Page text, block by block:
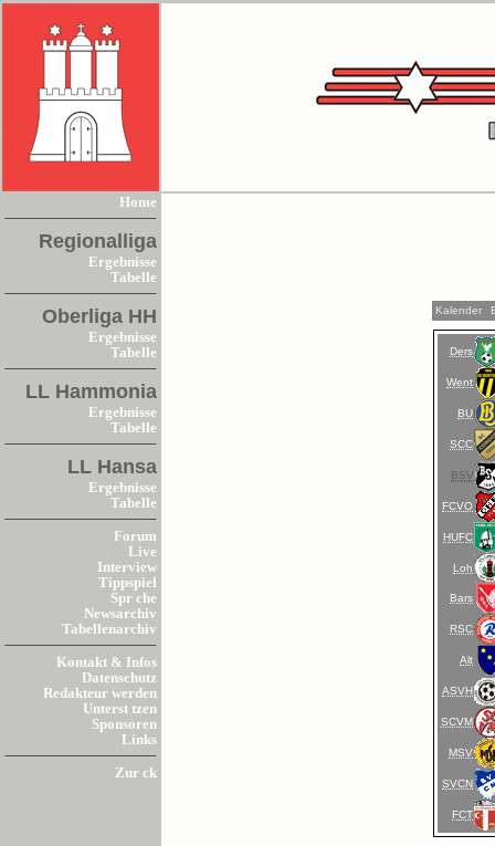
Home
Regionalliga
Ergebnisse
Tabelle
Oberliga HH
Ergebnisse
Tabelle
LL Hammonia
Ergebnisse
Tabelle
LL Hansa
Ergebnisse
Tabelle
Forum
Live
Interview
Tippspiel
Spr che
Newsarchiv
Tabellenarchiv
Kontakt & Infos
Datenschutz
Redakteur werden
Unterst tzen
Sponsoren
Links
Zur ck
Kalender
Ders
Went
BU
SCC
BSV
FCVO
HUFC
Loh
Bars
RSC
Alt
ASVH
SCVM
MSV
SVCN
FCT